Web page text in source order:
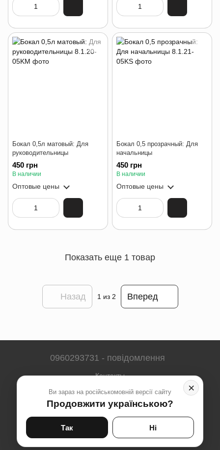
Бокал 0,5л матовый: Для
руководительницы
450 грн
В наличии
Оптовые цены
Бокал 0,5 прозрачный: Для
начальницы
450 грн
В наличии
Оптовые цены
Показать еще 1 товар
Назад 1из 2 Вперед
0960293731 - повідомлення
Контакты
Полная версия сайта
Карта сайта
×
Ви зараз на російськомовній версії сайту
Продовжити українською?
Так Ні